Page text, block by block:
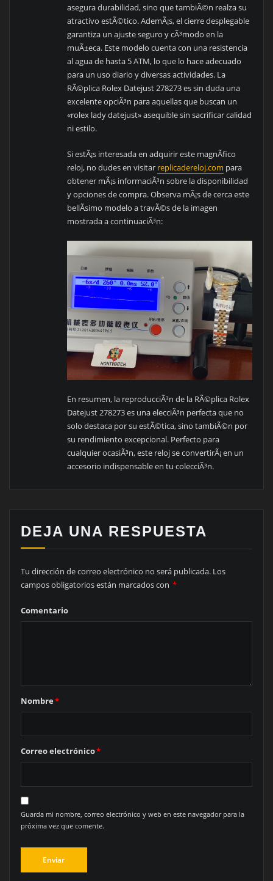
asegura durabilidad, sino que tambiÃ©n realza su
atractivo estÃ©tico. AdemÃ¡s, el cierre desplegable
garantiza un ajuste seguro y cÃ³modo en la
muÃ±eca. Este modelo cuenta con una resistencia
al agua de hasta 5 ATM, lo que lo hace adecuado
para un uso diario y diversas actividades. La
RÃ©plica Rolex Datejust 278273 es sin duda una
excelente opciÃ³n para aquellas que buscan un
«rolex lady datejust» asequible sin sacrificar calidad
ni estilo.
Si estÃ¡s interesada en adquirir este magnÃ­fico
reloj, no dudes en visitar replicadereloj.com para
obtener mÃ¡s informaciÃ³n sobre la disponibilidad
y opciones de compra. Observa mÃ¡s de cerca este
bellÃ­simo modelo a travÃ©s de la imagen
mostrada a continuaciÃ³n:
En resumen, la reproducciÃ³n de la RÃ©plica Rolex
Datejust 278273 es una elecciÃ³n perfecta que no
solo destaca por su estÃ©tica, sino tambiÃ©n por
su rendimiento excepcional. Perfecto para
cualquier ocasiÃ³n, este reloj se convertirÃ¡ en un
accesorio indispensable en tu colecciÃ³n.
DEJA UNA RESPUESTA
Tu dirección de correo electrónico no será publicada. Los
campos obligatorios están marcados con *
Comentario
Nombre*
Correo electrónico*
Guarda mi nombre, correo electrónico y web en este navegador para la
próxima vez que comente.